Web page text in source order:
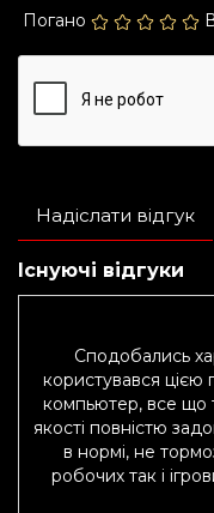
Погано
Надіслати відгук
Існуючі відгуки
Сподобались
користувався цією
компьютер, все що
якості повністю
в нормі, не
робочих так і